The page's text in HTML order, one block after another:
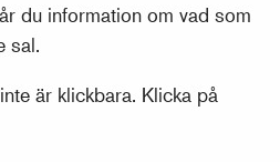
du information om vad som
sal.
är klickbara. Klicka på